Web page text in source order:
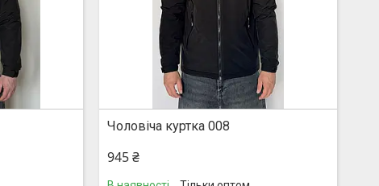
Чоловіча куртка 008
945 ₴